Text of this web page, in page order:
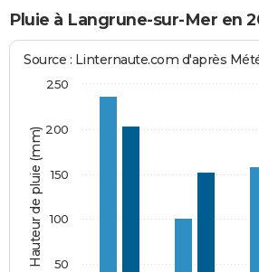
Pluie à Langrune-sur-Mer en
Hauteur de pluie (mm)
Source : Linternaute.com d'après
50
100
150
200
250